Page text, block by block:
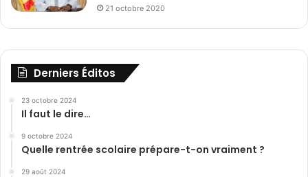
21 octobre 2020
Derniers Éditos
23 octobre 2024
Il faut le dire…
9 octobre 2024
Quelle rentrée scolaire prépare-t-on vraiment ?
29 août 2024